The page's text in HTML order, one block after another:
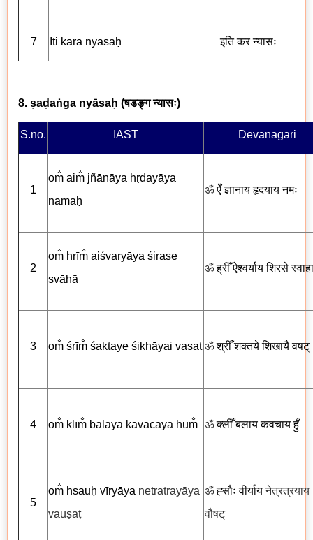
7 Iti kara nyāsaḥ इति कर न्यासः
8. ṣaḍaṅga nyāsaḥ (षडङ्ग न्यासः)
S.no. IAST Devanāgari
1
om̐ aim̐ jñānāya hṛdayāya
namaḥ
ॐऐँज्ञानाय हृदयाय नमः
2
om̐ hrīm̐ aiśvaryāya śirase
svāhā
ॐह्रीँ ऐश्वर्यायशिरसे स्वाहा
3 om̐ śrīm̐ śaktaye śikhāyai vaṣaṭ ॐश्रीँ शक्तये शिखायै वषट्
4 om̐ klīm̐ balāya kavacāya hum̐ ॐक्लीँ बलाय कवचाय हुँ
5
om̐ hsauḥ vīryāya netratrayāya
vauṣaṭ
ॐह्सौः वीर्यायनेत्रत्रयाय
वौषट्